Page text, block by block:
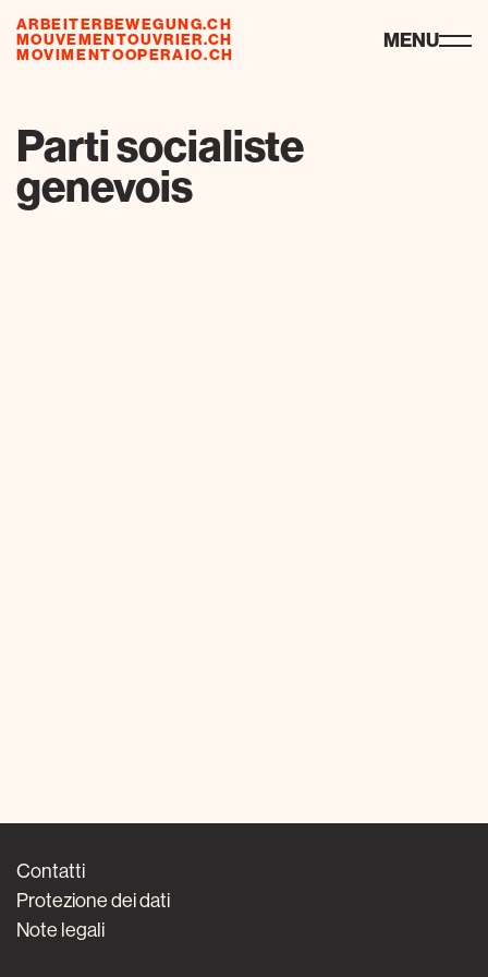
ARBEITERBEWEGUNG.CH
MOUVEMENTOUVRIER.CH
MOVIMENTOOPERAIO.CH
risorse MENU
Parti socialiste
genevois
Contatti
Protezione dei dati
Note legali